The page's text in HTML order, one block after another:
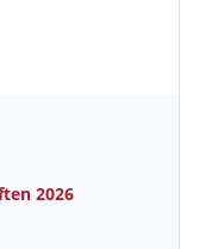
2026